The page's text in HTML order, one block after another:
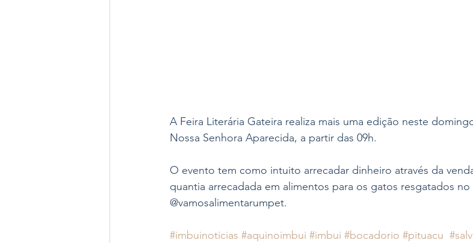
A Feira Literária Gateira realiza mais uma edição neste
Nossa Senhora Aparecida, a partir das 09h.
O evento tem como intuito arrecadar dinheiro através da
quantia arrecadada em alimentos para os gatos resgatados
@vamosalimentarumpet.
#imbuinoticias #aquinoimbui #imbui #bocadorio #pituacu